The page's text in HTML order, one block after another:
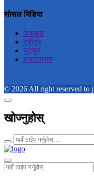
सोसल मिडिया
फेसबुक
ट्वीटर
युट्युब
इन्स्टाग्राम
© 2026 All right reserved to
खोज्नुहोस्